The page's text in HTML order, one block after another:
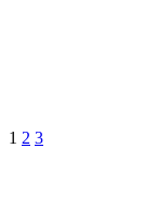
1 2 3